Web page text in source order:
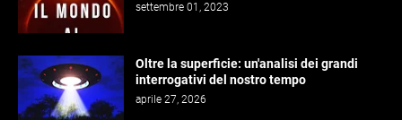
settembre 01, 2023
Oltre la superficie: un'analisi dei grandi
interrogativi del nostro tempo
aprile 27, 2026